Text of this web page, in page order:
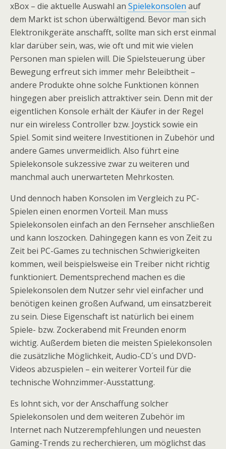
xBox – die aktuelle Auswahl an Spielekonsolen auf
dem Markt ist schon überwältigend. Bevor man sich
Elektronikgeräte anschafft, sollte man sich erst einmal
klar darüber sein, was, wie oft und mit wie vielen
Personen man spielen will. Die Spielsteuerung über
Bewegung erfreut sich immer mehr Beleibtheit –
andere Produkte ohne solche Funktionen können
hingegen aber preislich attraktiver sein. Denn mit der
eigentlichen Konsole erhält der Käufer in der Regel
nur ein wireless Controller bzw. Joystick sowie ein
Spiel. Somit sind weitere Investitionen in Zubehör und
andere Games unvermeidlich. Also führt eine
Spielekonsole sukzessive zwar zu weiteren und
manchmal auch unerwarteten Mehrkosten.
Und dennoch haben Konsolen im Vergleich zu PC-
Spielen einen enormen Vorteil. Man muss
Spielekonsolen einfach an den Fernseher anschließen
und kann loszocken. Dahingegen kann es von Zeit zu
Zeit bei PC-Games zu technischen Schwierigkeiten
kommen, weil beispielsweise ein Treiber nicht richtig
funktioniert. Dementsprechend machen es die
Spielekonsolen dem Nutzer sehr viel einfacher und
benötigen keinen großen Aufwand, um einsatzbereit
zu sein. Diese Eigenschaft ist natürlich bei einem
Spiele- bzw. Zockerabend mit Freunden enorm
wichtig. Außerdem bieten die meisten Spielekonsolen
die zusätzliche Möglichkeit, Audio-CD´s und DVD-
Videos abzuspielen – ein weiterer Vorteil für die
technische Wohnzimmer-Ausstattung.
Es lohnt sich, vor der Anschaffung solcher
Spielekonsolen und dem weiteren Zubehör im
Internet nach Nutzerempfehlungen und neuesten
Gaming-Trends zu recherchieren, um möglichst das